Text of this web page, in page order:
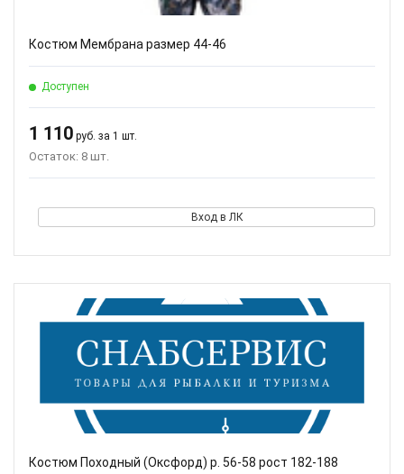
Костюм Мембрана размер 44-46
Доступен
1 110 руб. за 1 шт.
Остаток: 8 шт.
Вход в ЛК
Костюм Походный (Оксфорд) р. 56-58 рост 182-188